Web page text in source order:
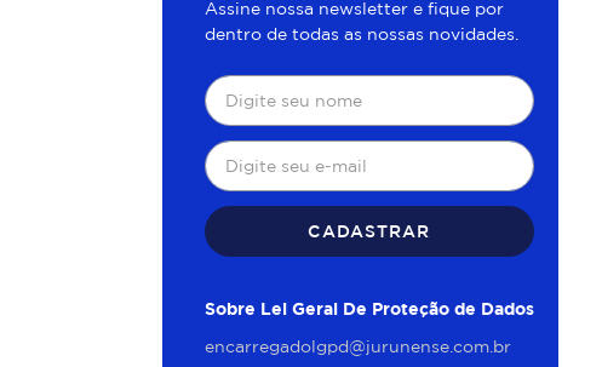
Assine nossa newsletter e fique por
dentro de todas as nossas novidades.
CADASTRAR
Sobre Lei Geral De Proteção de Dados
encarregadolgpd@jurunense.com.br